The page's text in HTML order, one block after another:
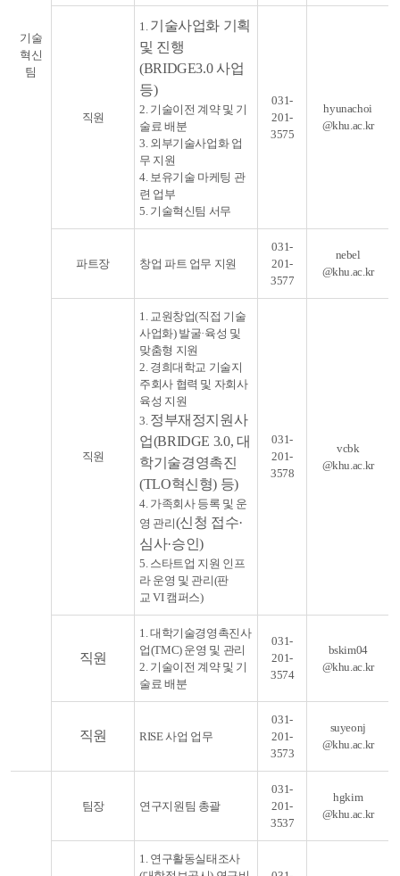
기술
혁신
팀
직원
1. 기술사업화 기획
및 진행
(BRIDGE3.0 사업
등)
2. 기술이전 계약 및 기
술료 배분
3. 외부기술사업화 업
무 지원
4. 보유기술 마케팅 관
련 업부
5. 기술혁신팀 서무
031-
201-
3575
hyunachoi
@khu.ac.kr
파트장 창업 파트 업무 지원
031-
201-
3577
nebel
@khu.ac.kr
직원
1. 교원창업(직접 기술
사업화) 발굴·육성 및
맞춤형 지원
2. 경희대학교 기술지
주회사 협력 및 자회사
육성 지원
3. 정부재정지원사
업(BRIDGE 3.0, 대
학기술경영촉진
(TLO혁신형) 등)
4. 가족회사 등록 및 운
영 관리(신청 접수·
심사·승인)
5. 스타트업 지원 인프
라 운영 및 관리(판
교 VI 캠퍼스)
031-
201-
3578
vcbk
@khu.ac.kr
직원
1. 대학기술경영촉진사
업(TMC) 운영 및 관리
2. 기술이전 계약 및 기
술료 배분
031-
201-
3574
bskim04
@khu.ac.kr
직원 RISE 사업 업무
031-
201-
3573
suyeonj
@khu.ac.kr
팀장 연구지원팀 총괄
031-
201-
3537
hgkim
@khu.ac.kr
1. 연구활동실태조사